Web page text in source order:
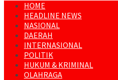
HOME
HEADLINE NEWS
NASIONAL
DAERAH
INTERNASIONAL
POLITIK
HUKUM & KRIMINAL
OLAHRAGA